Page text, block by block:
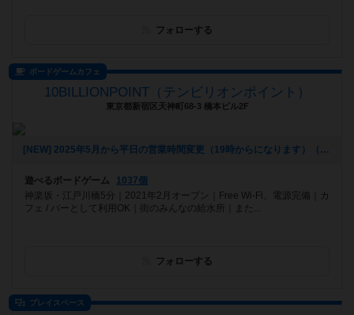
フォローする
ボードゲームカフェ
10BILLIONPOINT（テンビリオンポイント）
東京都新宿区天神町68-3 橋本ビル2F
[NEW] 2025年5月から平日の営業時間変更（19時からになります）（2025年06月20日 16時25分）
遊べるボードゲーム
1037個
神楽坂・江戸川橋5分｜2021年2月オープン｜Free Wi-Fi、電源完備｜カ
フェ / バーとして利用OK｜街のみんなの給水所｜また...
フォローする
プレイスペース